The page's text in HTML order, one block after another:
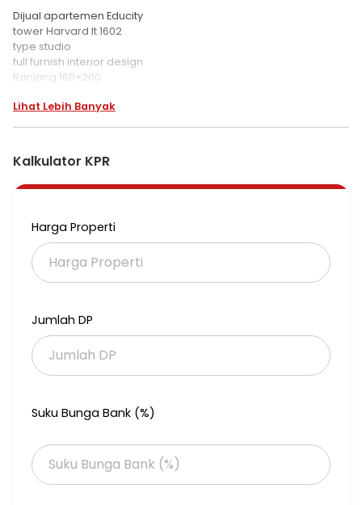
Dijual apartemen Educity
tower Harvard lt 1602
type studio
full furnish interior design
Ranjang 160×200
Kulkas 2 pintu
WH
kompor gas
Lihat Lebih Banyak
Kalkulator KPR
Harga Properti
Jumlah DP
Suku Bunga Bank (%)